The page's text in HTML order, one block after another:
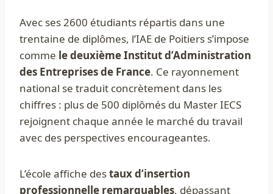
Avec ses 2600 étudiants répartis dans une
trentaine de diplômes, l’IAE de Poitiers s’impose
comme le deuxième Institut d’Administration
des Entreprises de France. Ce rayonnement
national se traduit concrètement dans les
chiffres : plus de 500 diplômés du Master IECS
rejoignent chaque année le marché du travail
avec des perspectives encourageantes.
L’école affiche destaux d’insertion
professionnelle remarquables, dépassant